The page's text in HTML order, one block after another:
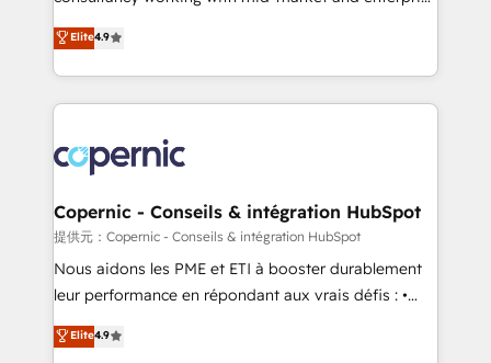
growth • Create content and videos that attract
buyers • Use AI to scale smarter Our coaching-led
lasts. So if you're ready to become the most trusted
voice in your market, let’s talk.
businesses. We go beyond implementation, shaping
the strategy, processes, and teams that turn
HubSpot into a genuine growth engine. Named
HubSpot's Global Partner of the Year in 2024,
worldwide, and with over 15 years in the ecosystem,
Huble has built a track record that speaks for itself.
One company, one operating model, delivering
across offices and consulting teams in the UK, USA,
Canada, Germany, France, Belgium, Singapore, and
South Africa. Certified compliant with ISO/IEC
international offices and 175+ employees.
Elite4.9
Copernic - Conseils & intégration HubSpot
提供元：Copernic - Conseils & intégration HubSpot
Nous aidons les PME et ETI à booster durablement
leur performance en répondant aux vrais défis : •
Intégration de HubSpot avec d’autres outils (ERP,
téléphonie, etc.) • Alignement des équipes grâce à un
Elite4.9